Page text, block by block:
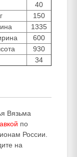
40
150
1335
600
930
34
Вязьма
по
России.
на